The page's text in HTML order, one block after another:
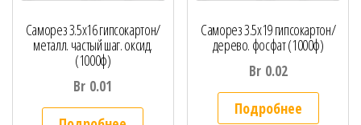
Саморез 3.5х16 гипсокартон/
металл. частый шаг. оксид.
(1000ф)
Br 0.01
Саморез 3.5х19 гипсокартон/
дерево. фосфат (1000ф)
Br 0.02
Подробнее